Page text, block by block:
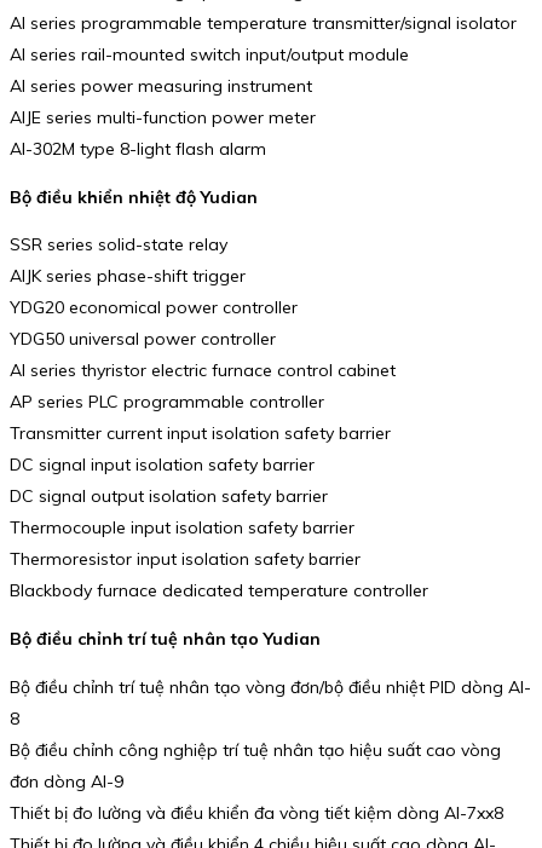
AI series programmable temperature transmitter/signal isolator
AI series rail-mounted switch input/output module
AI series power measuring instrument
AIJE series multi-function power meter
AI-302M type 8-light flash alarm
Bộ điều khiển nhiệt độ Yudian
SSR series solid-state relay
AIJK series phase-shift trigger
YDG20 economical power controller
YDG50 universal power controller
AI series thyristor electric furnace control cabinet
AP series PLC programmable controller
Transmitter current input isolation safety barrier
DC signal input isolation safety barrier
DC signal output isolation safety barrier
Thermocouple input isolation safety barrier
Thermoresistor input isolation safety barrier
Blackbody furnace dedicated temperature controller
Bộ điều chỉnh trí tuệ nhân tạo Yudian
Bộ điều chỉnh trí tuệ nhân tạo vòng đơn/bộ điều nhiệt PID dòng AI-
8
Bộ điều chỉnh công nghiệp trí tuệ nhân tạo hiệu suất cao vòng
đơn dòng AI-9
Thiết bị đo lường và điều khiển đa vòng tiết kiệm dòng AI-7xx8